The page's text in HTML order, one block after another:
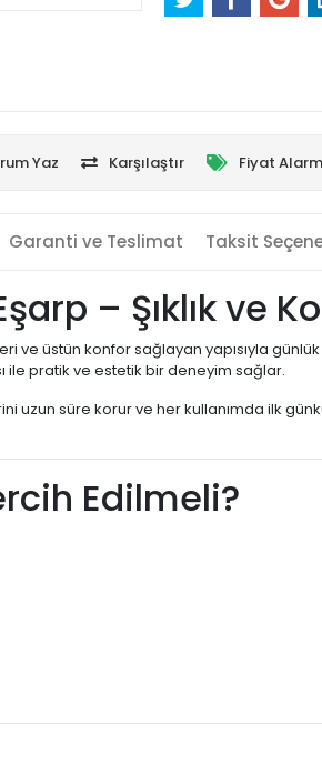
Yaz Karşılaştır Fiyat
Garanti ve Teslimat Taksit
– Şıklık ve
ve üstün konfor sağlayan yapısıyla
ile pratik ve estetik bir deneyim sağlar.
süre korur ve her kullanımda ilk günkü
Edilmeli?